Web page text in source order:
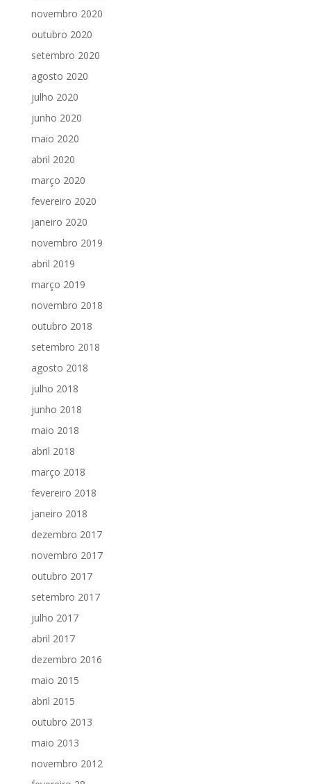
novembro 2020
outubro 2020
setembro 2020
agosto 2020
julho 2020
junho 2020
maio 2020
abril 2020
março 2020
fevereiro 2020
janeiro 2020
novembro 2019
abril 2019
março 2019
novembro 2018
outubro 2018
setembro 2018
agosto 2018
julho 2018
junho 2018
maio 2018
abril 2018
março 2018
fevereiro 2018
janeiro 2018
dezembro 2017
novembro 2017
outubro 2017
setembro 2017
julho 2017
abril 2017
dezembro 2016
maio 2015
abril 2015
outubro 2013
maio 2013
novembro 2012